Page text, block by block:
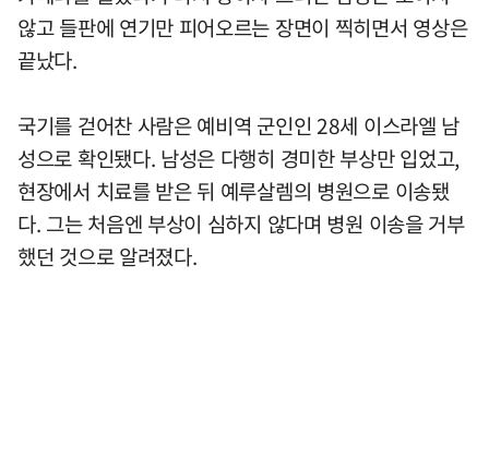
않고 들판에 연기만 피어오르는 장면이 찍히면서 영상은
끝났다.
국기를 걷어찬 사람은 예비역 군인인 28세 이스라엘 남
성으로 확인됐다. 남성은 다행히 경미한 부상만 입었고,
현장에서 치료를 받은 뒤 예루살렘의 병원으로 이송됐
다. 그는 처음엔 부상이 심하지 않다며 병원 이송을 거부
했던 것으로 알려졌다.